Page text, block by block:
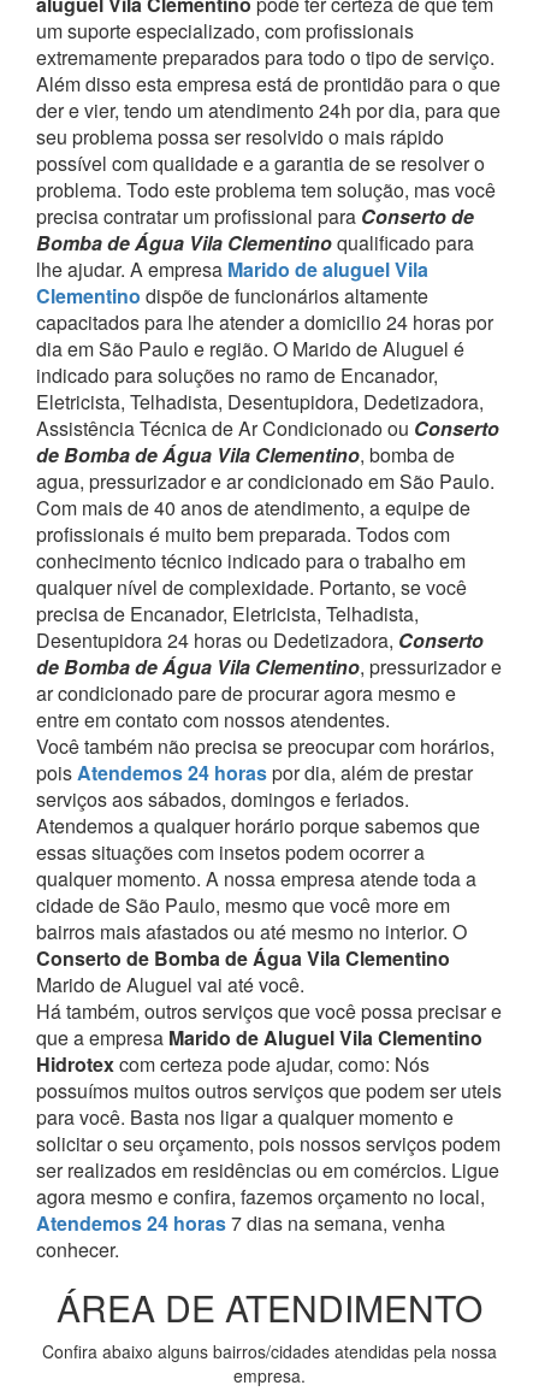
um suporte especializado, com profissionais
extremamente preparados para todo o tipo de serviço.
Além disso esta empresa está de prontidão para o que
der e vier, tendo um atendimento 24h por dia, para que
seu problema possa ser resolvido o mais rápido
possível com qualidade e a garantia de se resolver o
problema. Todo este problema tem solução, mas você
precisa contratar um profissional para Conserto de
Bomba de Água Vila Clementinoqualificado para
lhe ajudar. A empresa Marido de aluguel Vila
Clementino dispõe de funcionários altamente
capacitados para lhe atender a domicilio 24 horas por
dia em São Paulo e região. O Marido de Aluguel é
indicado para soluções no ramo de Encanador,
Eletricista, Telhadista, Desentupidora, Dedetizadora,
Assistência Técnica de Ar Condicionado ou Conserto
de Bomba de Água Vila Clementino, bomba de
agua, pressurizador e ar condicionado em São Paulo.
Com mais de 40 anos de atendimento, a equipe de
profissionais é muito bem preparada. Todos com
conhecimento técnico indicado para o trabalho em
qualquer nível de complexidade. Portanto, se você
precisa de Encanador, Eletricista, Telhadista,
Desentupidora 24 horas ou Dedetizadora, Conserto
de Bomba de Água Vila Clementino, pressurizador e
ar condicionado pare de procurar agora mesmo e
entre em contato com nossos atendentes.
Você também não precisa se preocupar com horários,
poisAtendemos 24 horaspor dia, além de prestar
serviços aos sábados, domingos e feriados.
Atendemos a qualquer horário porque sabemos que
essas situações com insetos podem ocorrer a
qualquer momento. A nossa empresa atende toda a
cidade de São Paulo, mesmo que você more em
bairros mais afastados ou até mesmo no interior. O
Conserto de Bomba de Água Vila Clementino
Marido de Aluguel vai até você.
Há também, outros serviços que você possa precisar e
que a empresa Marido de Aluguel Vila Clementino
Hidrotexcom certeza pode ajudar, como: Nós
possuímos muitos outros serviços que podem ser uteis
para você. Basta nos ligar a qualquer momento e
solicitar o seu orçamento, pois nossos serviços podem
ser realizados em residências ou em comércios. Ligue
agora mesmo e confira, fazemos orçamento no local,
Atendemos 24 horas7 dias na semana, venha
conhecer.
ÁREA DE ATENDIMENTO
Confira abaixo alguns bairros/cidades atendidas pela nossa
empresa.